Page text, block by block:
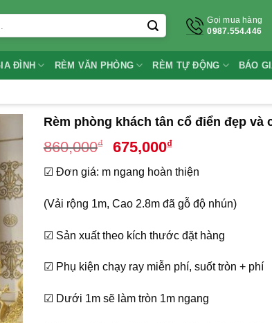
Gọi mua hàng
0987.554.446
ĐÌNH RÈM VĂN PHÒNG RÈM TỰ ĐỘNG BÁO
Rèm phòng khách tân cổ điển đẹp và
860,000₫
Giá
là:
860,000₫.
675,000₫Giá
hiện
tại
là:
675,000₫.
☑ Đơn giá: m ngang hoàn thiện
(Vải rộng 1m, Cao 2.8m đã gỗ độ nhún)
☑ Sản xuất theo kích thước đặt hàng
☑ Phụ kiện chạy ray miễn phí, suốt tròn + phí
☑ Dưới 1m sẽ làm tròn 1m ngang